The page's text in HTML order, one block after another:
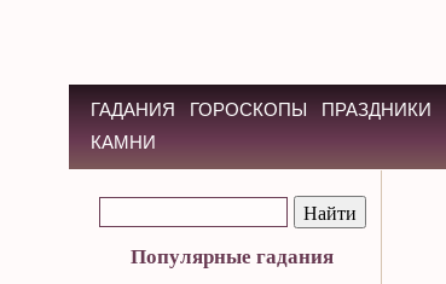
ГАДАНИЯ ГОРОСКОПЫ ПРАЗДНИКИ
КАМНИ
Популярные гадания